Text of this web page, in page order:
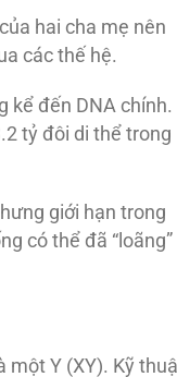
hai cha mẹ nên
các thế hệ.
kể đến DNA chính.
tỷ đôi di thể trong
giới hạn trong
có thể đã “loãng”
một Y (XY). Kỹ